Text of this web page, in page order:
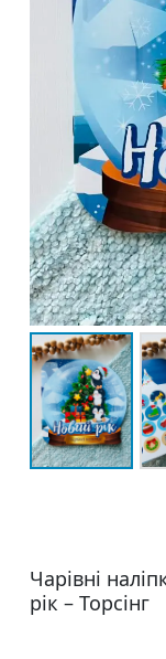
Чарівні
рік – Торсінг